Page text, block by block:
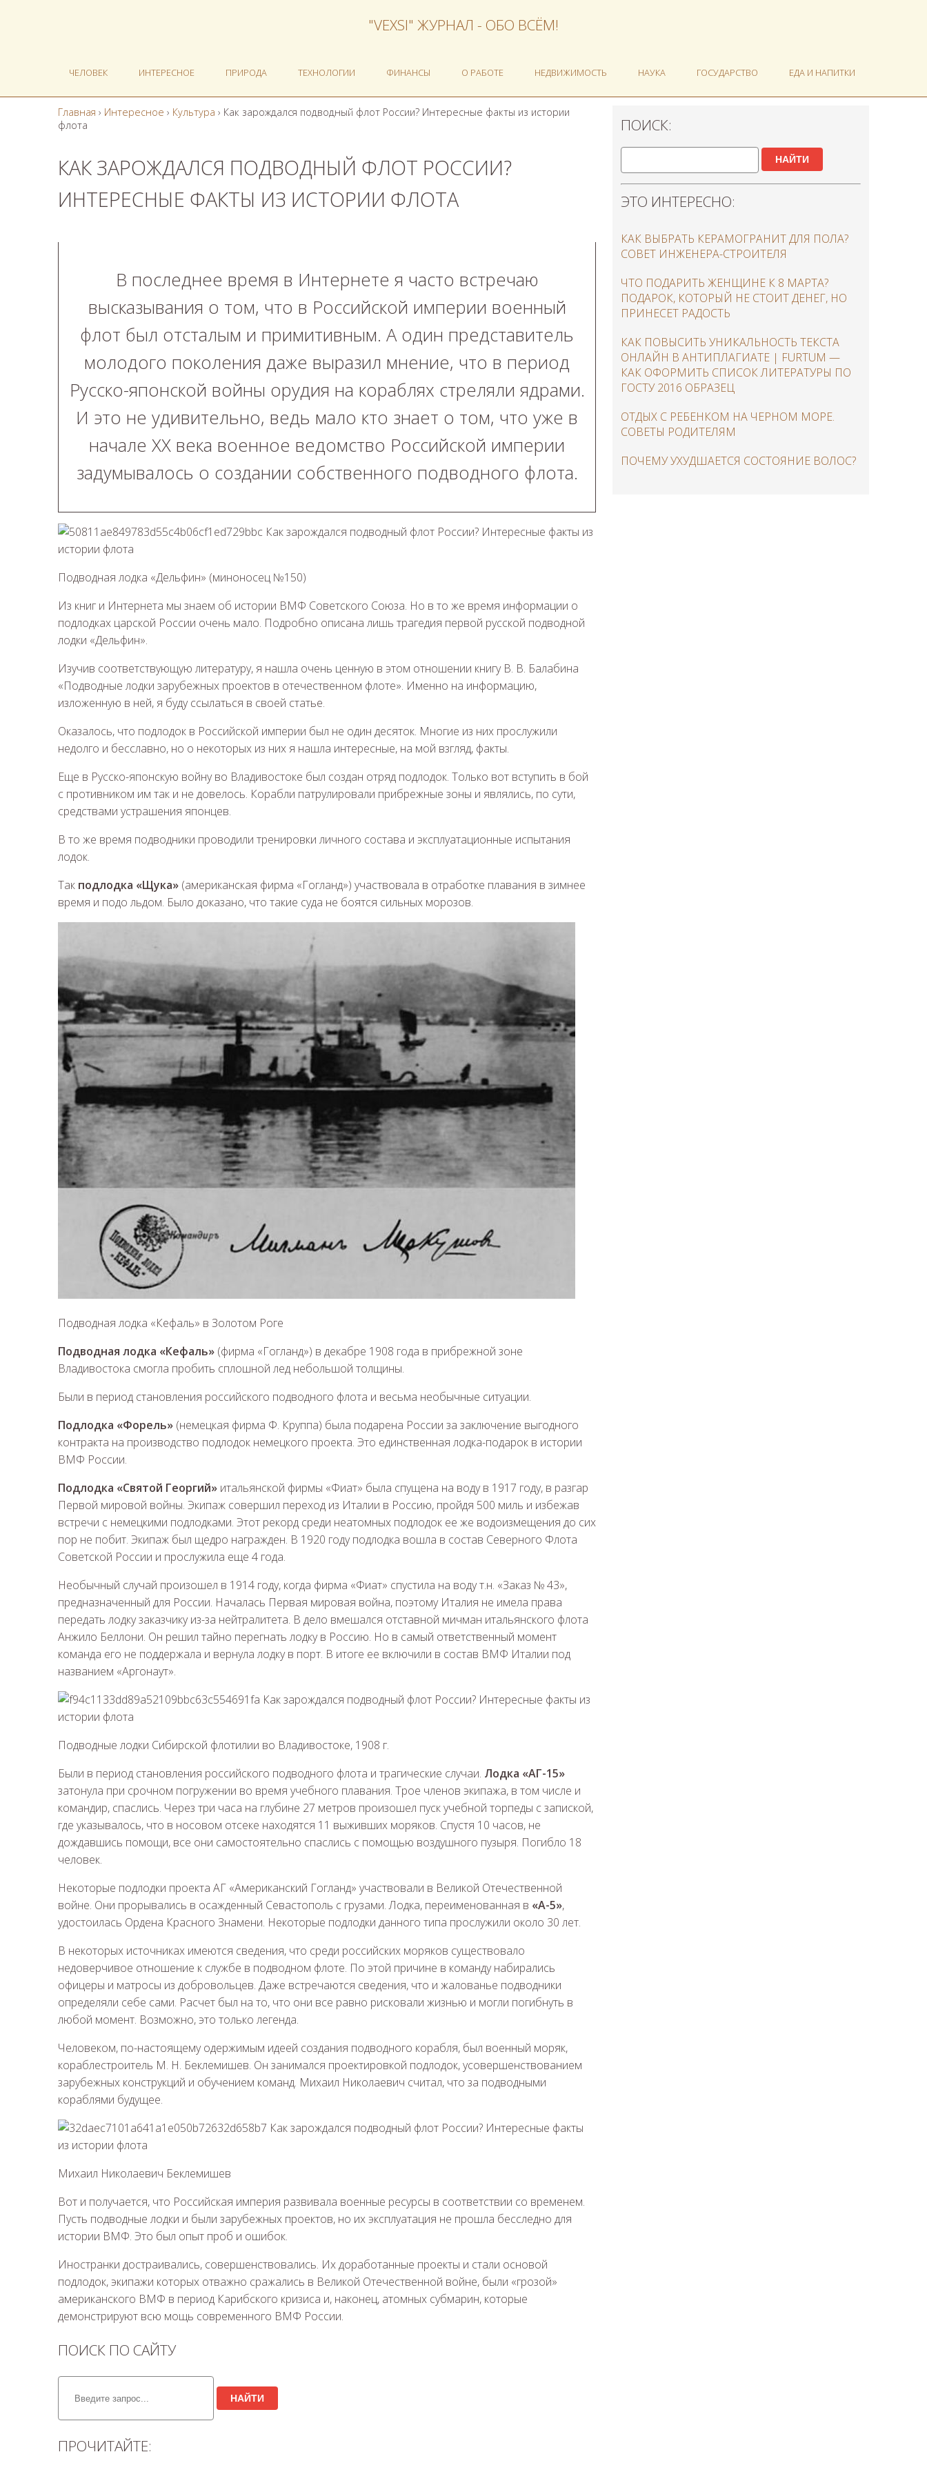
"VEXSI" ЖУРНАЛ - ОБО ВСЁМ!
ЧЕЛОВЕК ИНТЕРЕСНОЕ ПРИРОДА ТЕХНОЛОГИИ ФИНАНСЫ О РАБОТЕ НЕДВИЖИМОСТЬ НАУКА ГОСУДАРСТВО ЕДА И НАПИТКИ
Главная › Интересное › Культура › Как зарождался подводный флот России? Интересные факты из истории
флота
КАК ЗАРОЖДАЛСЯ ПОДВОДНЫЙ ФЛОТ РОССИИ?
ИНТЕРЕСНЫЕ ФАКТЫ ИЗ ИСТОРИИ ФЛОТА
В последнее время в Интернете я часто встречаю
высказывания о том, что в Российской империи военный
флот был отсталым и примитивным. А один представитель
молодого поколения даже выразил мнение, что в период
Русско-японской войны орудия на кораблях стреляли ядрами.
И это не удивительно, ведь мало кто знает о том, что уже в
начале ХХ века военное ведомство Российской империи
задумывалось о создании собственного подводного флота.
Подводная лодка «Дельфин» (миноносец №150)
Из книг и Интернета мы знаем об истории ВМФ Советского Союза. Но в то же время информации о
подлодках царской России очень мало. Подробно описана лишь трагедия первой русской подводной
лодки «Дельфин».
Изучив соответствующую литературу, я нашла очень ценную в этом отношении книгу В. В. Балабина
«Подводные лодки зарубежных проектов в отечественном флоте». Именно на информацию,
изложенную в ней, я буду ссылаться в своей статье.
Оказалось, что подлодок в Российской империи был не один десяток. Многие из них прослужили
недолго и бесславно, но о некоторых из них я нашла интересные, на мой взгляд, факты.
Еще в Русско-японскую войну во Владивостоке был создан отряд подлодок. Только вот вступить в бой
с противником им так и не довелось. Корабли патрулировали прибрежные зоны и являлись, по сути,
средствами устрашения японцев.
В то же время подводники проводили тренировки личного состава и эксплуатационные испытания
лодок.
Так подлодка «Щука» (американская фирма «Гогланд») участвовала в отработке плавания в зимнее
время и подо льдом. Было доказано, что такие суда не боятся сильных морозов.
Подводная лодка «Кефаль» в Золотом Роге
Подводная лодка «Кефаль» (фирма «Гогланд») в декабре 1908 года в прибрежной зоне
Владивостока смогла пробить сплошной лед небольшой толщины.
Были в период становления российского подводного флота и весьма необычные ситуации.
Подлодка «Форель» (немецкая фирма Ф. Круппа) была подарена России за заключение выгодного
контракта на производство подлодок немецкого проекта. Это единственная лодка-подарок в истории
ВМФ России.
Подлодка «Святой Георгий» итальянской фирмы «Фиат» была спущена на воду в 1917 году, в разгар
Первой мировой войны. Экипаж совершил переход из Италии в Россию, пройдя 500 миль и избежав
встречи с немецкими подлодками. Этот рекорд среди неатомных подлодок ее же водоизмещения до сих
пор не побит. Экипаж был щедро награжден. В 1920 году подлодка вошла в состав Северного Флота
Советской России и прослужила еще 4 года.
Необычный случай произошел в 1914 году, когда фирма «Фиат» спустила на воду т.н. «Заказ № 43»,
предназначенный для России. Началась Первая мировая война, поэтому Италия не имела права
передать лодку заказчику из-за нейтралитета. В дело вмешался отставной мичман итальянского флота
Анжило Беллони. Он решил тайно перегнать лодку в Россию. Но в самый ответственный момент
команда его не поддержала и вернула лодку в порт. В итоге ее включили в состав ВМФ Италии под
названием «Аргонаут».
Подводные лодки Сибирской флотилии во Владивостоке, 1908 г.
Были в период становления российского подводного флота и трагические случаи. Лодка «АГ-15»
затонула при срочном погружении во время учебного плавания. Трое членов экипажа, в том числе и
командир, спаслись. Через три часа на глубине 27 метров произошел пуск учебной торпеды с запиской,
где указывалось, что в носовом отсеке находятся 11 выживших моряков. Спустя 10 часов, не
дождавшись помощи, все они самостоятельно спаслись с помощью воздушного пузыря. Погибло 18
человек.
Некоторые подлодки проекта АГ «Американский Гогланд» участвовали в Великой Отечественной
войне. Они прорывались в осажденный Севастополь с грузами. Лодка, переименованная в «А-5»,
удостоилась Ордена Красного Знамени. Некоторые подлодки данного типа прослужили около 30 лет.
В некоторых источниках имеются сведения, что среди российских моряков существовало
недоверчивое отношение к службе в подводном флоте. По этой причине в команду набирались
офицеры и матросы из добровольцев. Даже встречаются сведения, что и жалованье подводники
определяли себе сами. Расчет был на то, что они все равно рисковали жизнью и могли погибнуть в
любой момент. Возможно, это только легенда.
Человеком, по-настоящему одержимым идеей создания подводного корабля, был военный моряк,
кораблестроитель М. Н. Беклемишев. Он занимался проектировкой подлодок, усовершенствованием
зарубежных конструкций и обучением команд. Михаил Николаевич считал, что за подводными
кораблями будущее.
Михаил Николаевич Беклемишев
Вот и получается, что Российская империя развивала военные ресурсы в соответствии со временем.
Пусть подводные лодки и были зарубежных проектов, но их эксплуатация не прошла бесследно для
истории ВМФ. Это был опыт проб и ошибок.
Иностранки достраивались, совершенствовались. Их доработанные проекты и стали основой
подлодок, экипажи которых отважно сражались в Великой Отечественной войне, были «грозой»
американского ВМФ в период Карибского кризиса и, наконец, атомных субмарин, которые
демонстрируют всю мощь современного ВМФ России.
ПОИСК ПО САЙТУ
НАЙТИ
ПРОЧИТАЙТЕ:
ПОИСК:
НАЙТИ
ЭТО ИНТЕРЕСНО:
КАК ВЫБРАТЬ КЕРАМОГРАНИТ ДЛЯ ПОЛА?
СОВЕТ ИНЖЕНЕРА-СТРОИТЕЛЯ
ЧТО ПОДАРИТЬ ЖЕНЩИНЕ К 8 МАРТА?
ПОДАРОК, КОТОРЫЙ НЕ СТОИТ ДЕНЕГ, НО
ПРИНЕСЕТ РАДОСТЬ
КАК ПОВЫСИТЬ УНИКАЛЬНОСТЬ ТЕКСТА
ОНЛАЙН В АНТИПЛАГИАТЕ | FURTUM —
КАК ОФОРМИТЬ СПИСОК ЛИТЕРАТУРЫ ПО
ГОСТУ 2016 ОБРАЗЕЦ
ОТДЫХ С РЕБЕНКОМ НА ЧЕРНОМ МОРЕ.
СОВЕТЫ РОДИТЕЛЯМ
ПОЧЕМУ УХУДШАЕТСЯ СОСТОЯНИЕ ВОЛОС?